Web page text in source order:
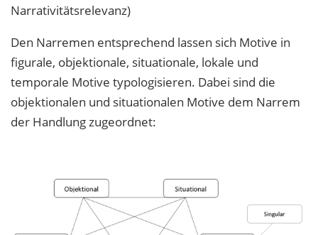
Narrativitätsrelevanz)
Den Narremen entsprechend lassen sich Motive in
figurale, objektionale, situationale, lokale und
temporale Motive typologisieren. Dabei sind die
objektionalen und situationalen Motive dem Narrem
der Handlung zugeordnet: